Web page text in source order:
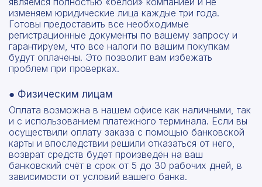
изменяем юридические лица каждые три года.
Готовы предоставить все необходимые
регистрационные документы по вашему запросу и
гарантируем, что все налоги по вашим покупкам
будут оплачены. Это позволит вам избежать
проблем при проверках.
● Физическим лицам
Оплата возможна в нашем офисе как наличными, так
и с использованием платежного терминала. Если вы
осуществили оплату заказа с помощью банковской
карты и впоследствии решили отказаться от него,
возврат средств будет произведён на ваш
банковский счёт в срок от 5 до 30 рабочих дней, в
зависимости от условий вашего банка.